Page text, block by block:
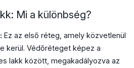
Mi a különbség?
Ez az első réteg, amely közvetlenül
kerül. Védőréteget képez a
lakk között, megakadályozva az